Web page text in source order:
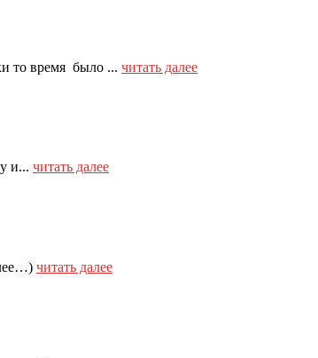
то время было ... читать далее
и... читать далее
читать далее